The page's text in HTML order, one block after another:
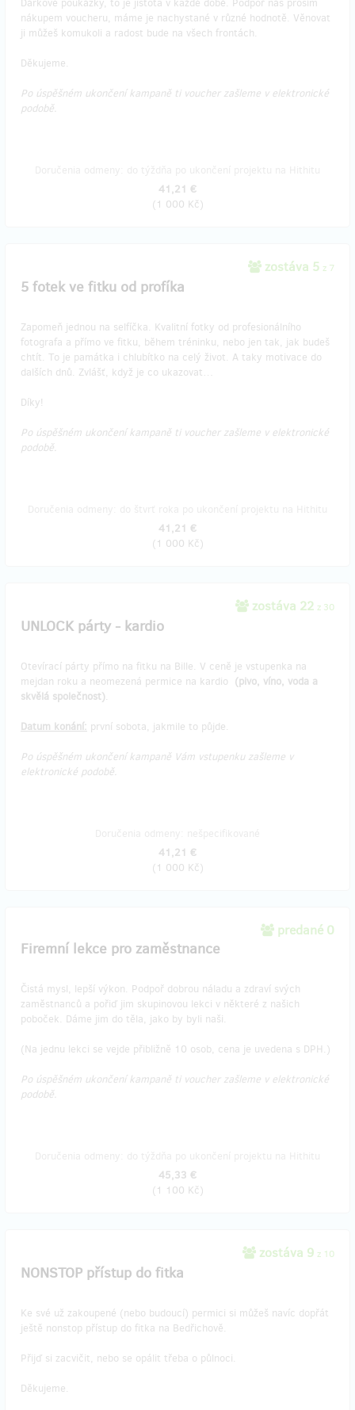
nákupem voucheru, máme je nachystané v různé hodnotě. Věnovat
ji můžeš komukoli a radost bude na všech frontách.
Děkujeme.
Po úspěšném ukončení kampaně ti voucher zašleme v elektronické
podobě.
41,21 €
(1 000 Kč)
zostáva 5 z 7
5 fotek ve fitku od profíka
Zapomeň jednou na selfíčka. Kvalitní fotky od profesionálního
fotografa a přímo ve fitku, během tréninku, nebo jen tak, jak budeš
chtít. To je památka i chlubítko na celý život. A taky motivace do
dalších dnů. Zvlášť, když je co ukazovat…
Díky!
Po úspěšném ukončení kampaně ti voucher zašleme v elektronické
podobě.
41,21 €
(1 000 Kč)
zostáva 22 z 30
UNLOCK párty - kardio
Otevírací párty přímo na fitku na Bille. V ceně je vstupenka na
mejdan roku a neomezená permice na kardio (pivo, víno, voda a
skvělá společnost).
Datum konání: první sobota, jakmile to půjde.
Po úspěšném ukončení kampaně Vám vstupenku zašleme v
elektronické podobě.
41,21 €
(1 000 Kč)
predané 0
Firemní lekce pro zaměstnance
Čistá mysl, lepší výkon. Podpoř dobrou náladu a zdraví svých
zaměstnanců a pořiď jim skupinovou lekci v některé z našich
poboček. Dáme jim do těla, jako by byli naši.
(Na jednu lekci se vejde přibližně 10 osob, cena je uvedena s DPH.)
Po úspěšném ukončení kampaně ti voucher zašleme v elektronické
podobě.
45,33 €
(1 100 Kč)
zostáva 9 z 10
NONSTOP přístup do fitka
Ke své už zakoupené (nebo budoucí) permici si můžeš navíc dopřát
ještě nonstop přístup do fitka na Bedřichově.
Přijď si zacvičit, nebo se opálit třeba o půlnoci.
Děkujeme.